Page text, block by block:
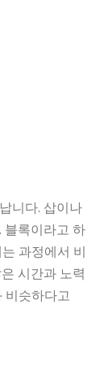
니다. 삽이나
블록이라고 하
과정에서 비
시간과 노력
비슷하다고